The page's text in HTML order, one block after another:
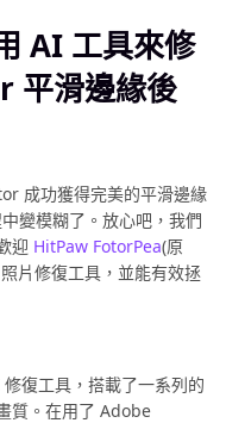
AI 工具來修
滑邊緣後
成功獲得完美的平滑邊緣
變模糊了。放心吧，我們
迎 HitPaw FotorPea(原
片修復工具，並能有效拯
復工具，搭載了一系列的
質。在用了 Adobe